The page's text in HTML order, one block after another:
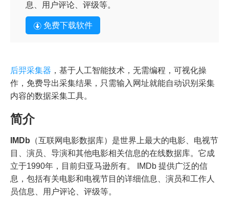
息、用户评论、评级等。
免费下载软件
后羿采集器 ，基于人工智能技术，无需编程，可视化操
作，免费导出采集结果，只需输入网址就能自动识别采集
内容的数据采集工具。
简介
IMDb （互联网电影数据库）是世界上最大的电影、电视节
目、演员、导演和其他电影相关信息的在线数据库。它成
立于1990年，目前归亚马逊所有。 IMDb 提供广泛的信
息，包括有关电影和电视节目的详细信息、演员和工作人
员信息、用户评论、评级等。